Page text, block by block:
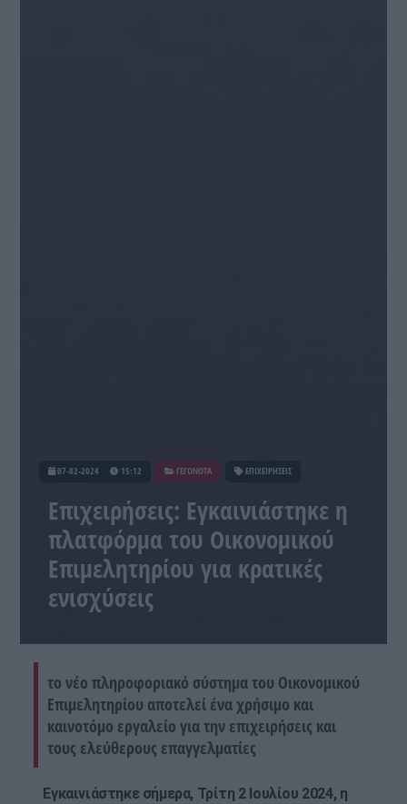
07-02-2024 15:12 ΓΕΓΟΝΟΤΑ ΕΠΙΧΕΙΡΗΣΕΙΣ
Επιχειρήσεις: Εγκαινιάστηκε η
πλατφόρμα του Οικονομικού
Επιμελητηρίου για κρατικές
ενισχύσεις
το νέο πληροφοριακό σύστημα του Οικονομικού
Επιμελητηρίου αποτελεί ένα χρήσιμο και
καινοτόμο εργαλείο για την επιχειρήσεις και
τους ελεύθερους επαγγελματίες
Εγκαινιάστηκε σήμερα, Τρίτη 2 Ιουλίου 2024, η